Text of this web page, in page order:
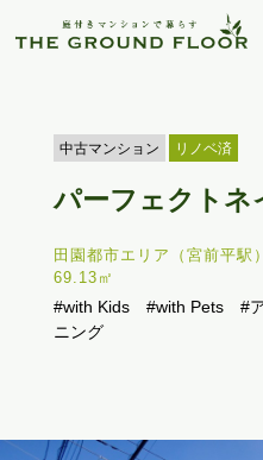
中古マンション リノベ済
パーフェクトネ
田園都市エリア（宮前平
69.13㎡
#with Kids #with Pets #
ニング